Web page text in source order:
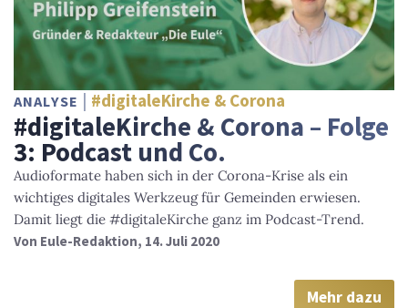
ANALYSE #digitaleKirche & Corona
#digitaleKirche & Corona – Folge
3: Podcast und Co.
Audioformate haben sich in der Corona-Krise als ein
wichtiges digitales Werkzeug für Gemeinden erwiesen.
Damit liegt die #digitaleKirche ganz im Podcast-Trend.
Von Eule-Redaktion, 14. Juli 2020
Mehr dazu